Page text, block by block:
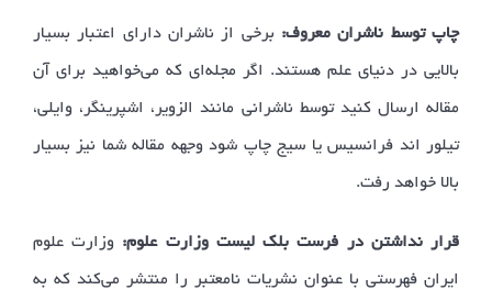
چاپ توسط ناشران معروف: برخی از ناشران دارای اعتبار بسیار
بالایی در دنیای علم هستند. اگر مجله‌ای که می‌خواهید برای آن
مقاله ارسال کنید توسط ناشرانی مانند الزویر، اشپرینگر، وایلی،
تیلور اند فرانسیس یا سیج چاپ شود وجهه مقاله شما نیز بسیار
بالا خواهد رفت.
قرار نداشتن در فرست بلک لیست وزارت علوم: وزارت علوم
ایران فهرستی با عنوان نشریات نامعتبر را منتشر می‌کند که به